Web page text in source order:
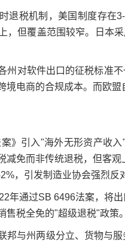
税机制，美国制度存在3-
，但覆盖范围较窄。日本
对软件出口的征税标准不
境电商的合规成本。而欧
引入"海外无形资产收入
减免而非传统退税，但客
，引发制造业协会强烈反
通过SB 6496法案，将出
售税全免的"超级退税"政策
与州两级分立、货物与服